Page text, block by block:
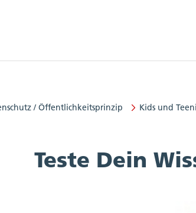
/ Öffentlichkeitsprinzip Kids und
/
Teste Dein